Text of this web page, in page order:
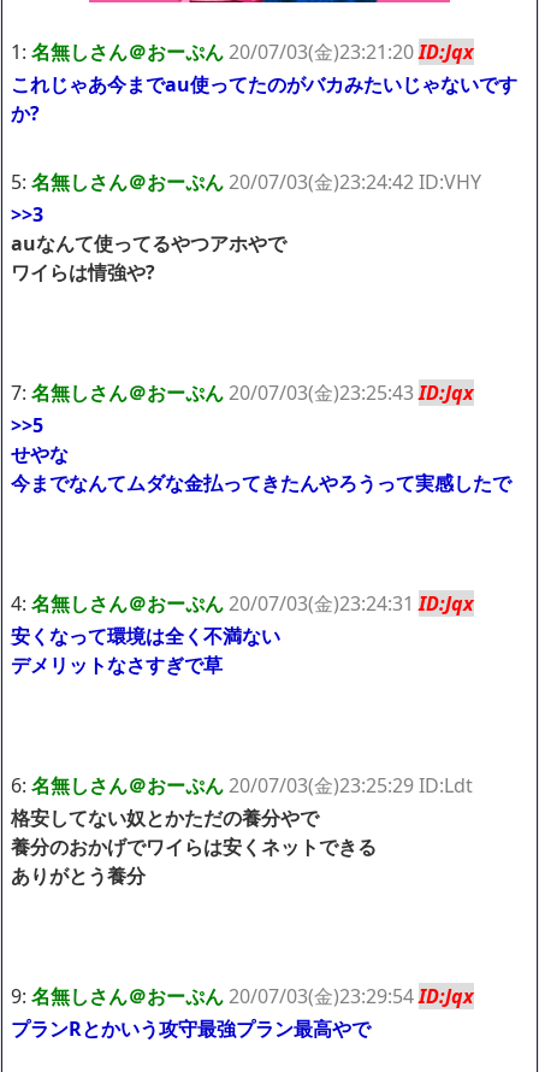
【閲覧注意】俺が近くにいると機械が壊れるんだけどさ
私は6年間「子無し既婚女性」で人から様々なことを言われてき
たけど子無しの原因は親の教えのせいかもしれません
1: 名無しさん＠おーぷん20/07/03(金)23:21:20ID:Jqx
これじゃあ今までau使ってたのがバカみたいじゃないです
か?
5: 名無しさん＠おーぷん20/07/03(金)23:24:42 ID:VHY
>>3
auなんて使ってるやつアホやで
ワイらは情強や?
7: 名無しさん＠おーぷん20/07/03(金)23:25:43ID:Jqx
>>5
せやな
今までなんてムダな金払ってきたんやろうって実感したで
4: 名無しさん＠おーぷん20/07/03(金)23:24:31ID:Jqx
安くなって環境は全く不満ない
デメリットなさすぎで草
6: 名無しさん＠おーぷん20/07/03(金)23:25:29 ID:Ldt
格安してない奴とかただの養分やで
養分のおかげでワイらは安くネットできる
ありがとう養分
9: 名無しさん＠おーぷん20/07/03(金)23:29:54ID:Jqx
プランRとかいう攻守最強プラン最高やで